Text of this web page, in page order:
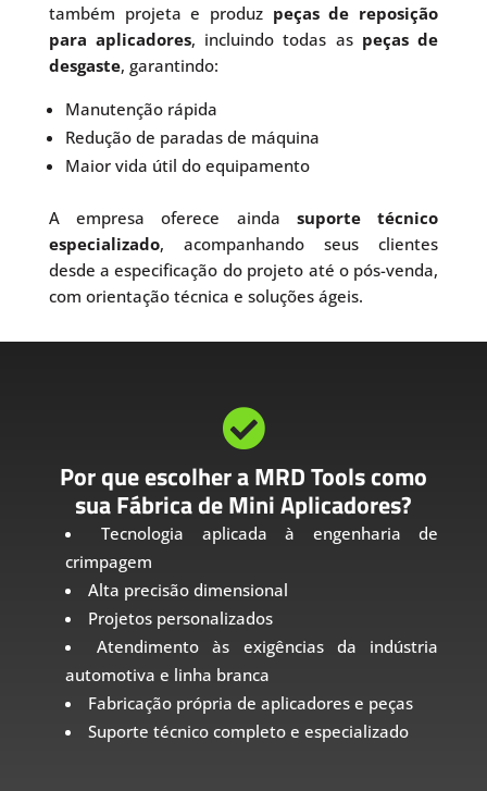
também projeta e produz peças de reposição
para aplicadores, incluindo todas as peças de
desgaste, garantindo:
Manutenção rápida
Redução de paradas de máquina
Maior vida útil do equipamento
A empresa oferece ainda suporte técnico
especializado, acompanhando seus clientes
desde a especificação do projeto até o pós-venda,
com orientação técnica e soluções ágeis.

Por que escolher a MRD Tools como
sua Fábrica de Mini Aplicadores?
Tecnologia aplicada à engenharia de
crimpagem
Alta precisão dimensional
Projetos personalizados
Atendimento às exigências da indústria
automotiva e linha branca
Fabricação própria de aplicadores e peças
Suporte técnico completo e especializado